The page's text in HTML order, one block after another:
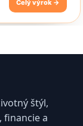
štýl,
financie a